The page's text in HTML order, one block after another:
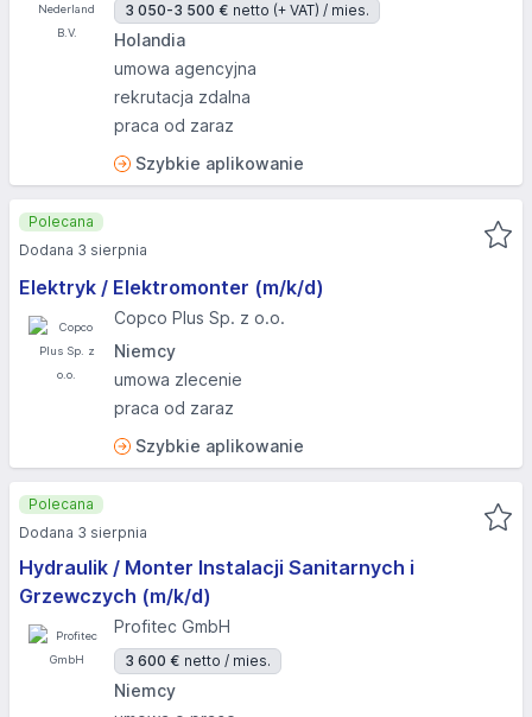
3 050-3 500 € netto (+ VAT) / mies.
Holandia
umowa agencyjna
rekrutacja zdalna
praca od zaraz
Szybkie aplikowanie
Elektryk / Elektromonter (m/k/d)
Copco Plus Sp. z o.o.
Niemcy
umowa zlecenie
praca od zaraz
Szybkie aplikowanie
Polecana
Dodana 3 sierpnia
Hydraulik / Monter Instalacji Sanitarnych i
Grzewczych (m/k/d)
Profitec GmbH
3 600 € netto / mies.
Niemcy
Polecana
Dodana 3 sierpnia